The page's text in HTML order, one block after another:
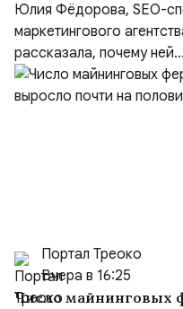
борьбе за покупателя
Юлия Фёдорова, SEO-
маркетингового
рассказала, почему ней...
Портал Треоко
Вчера в 16:25
Число майнинговых